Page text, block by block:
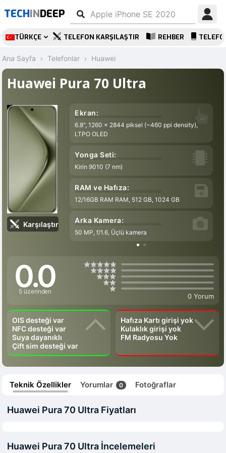
TECHINDEEP
TÜRKÇE TELEFON KARŞILAŞTIR REHBER
Ana Sayfa Telefonlar Huawei
Huawei Pura 70 Ultra
Karşılaştır
Ekran:
6.8", 1260 x 2844 piksel (~460 ppi density),
LTPO OLED
Yonga Seti:
Kirin 9010 (7 nm)
RAM ve Hafıza:
12/16GB RAM RAM, 512 GB, 1024 GB
Arka Kamera:
50 MP, f/1.6, Üçlü kamera
0.0
5 üzerinden
0 Yorum
OIS desteği var
NFC desteği var
Suya dayanıklı
Çift sim desteği var
Hafıza Kartı girişi yok
Kulaklık girişi yok
FM Radyosu Yok
Teknik Özellikler Yorumlar 0 Fotoğraflar
Huawei Pura 70 Ultra Fiyatları
Huawei Pura 70 Ultra İncelemeleri